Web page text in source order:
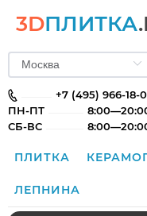
3DПЛИТКА
+7 (495) 966-18-
ПН-ПТ
СБ-ВС
ПЛИТКА
ЛЕПНИНА